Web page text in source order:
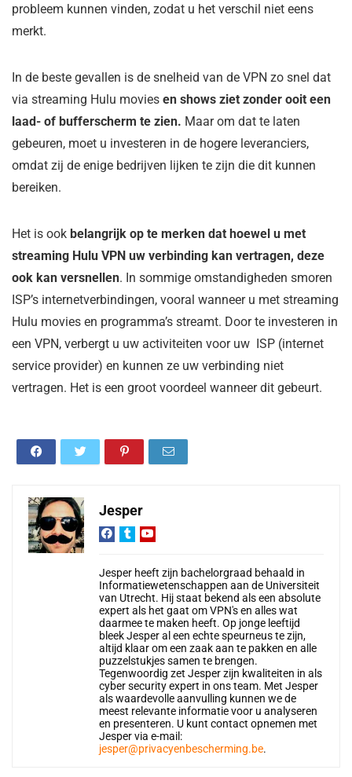
probleem kunnen vinden, zodat u het verschil niet eens
merkt.
In de beste gevallen is de snelheid van de VPN zo snel dat
via streaming Hulu movies en shows ziet zonder ooit een
laad- of bufferscherm te zien. Maar om dat te laten
gebeuren, moet u investeren in de hogere leveranciers,
omdat zij de enige bedrijven lijken te zijn die dit kunnen
bereiken.
Het is ook belangrijk op te merken dat hoewel u met
streaming Hulu VPN uw verbinding kan vertragen, deze
ook kan versnellen. In sommige omstandigheden smoren
ISP’s internetverbindingen, vooral wanneer u met streaming
Hulu movies en programma’s streamt. Door te investeren in
een VPN, verbergt u uw activiteiten voor uw ISP (internet
service provider) en kunnen ze uw verbinding niet
vertragen. Het is een groot voordeel wanneer dit gebeurt.
Jesper
Jesper heeft zijn bachelorgraad behaald in
Informatiewetenschappen aan de Universiteit
van Utrecht. Hij staat bekend als een absolute
expert als het gaat om VPN's en alles wat
daarmee te maken heeft. Op jonge leeftijd
bleek Jesper al een echte speurneus te zijn,
altijd klaar om een zaak aan te pakken en alle
puzzelstukjes samen te brengen.
Tegenwoordig zet Jesper zijn kwaliteiten in als
cyber security expert in ons team. Met Jesper
als waardevolle aanvulling kunnen we de
meest relevante informatie voor u analyseren
en presenteren. U kunt contact opnemen met
Jesper via e-mail:
jesper@privacyenbescherming.be.